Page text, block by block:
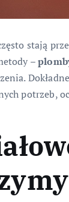
stają
–
potrzeb,